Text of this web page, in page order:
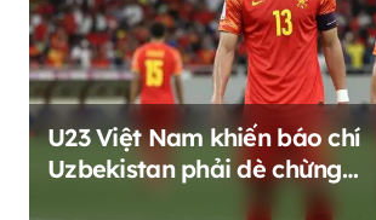
U23 Việt Nam khiến báo chí
Uzbekistan phải dè chừng
trước thềm ASIAD 2026